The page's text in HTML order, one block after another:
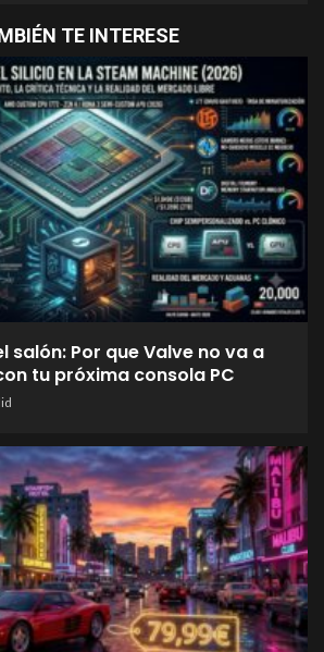
TE INTERESE
salón: Por que Valve no va a
tu próxima consola PC